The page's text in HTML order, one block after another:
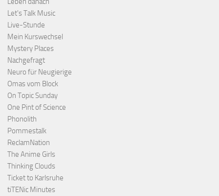
Let's Talk Music
Live-Stunde
Mein Kurswechsel
Mystery Places
Nachgefragt
Neuro für Neugierige
Omas vom Block
On Topic Sunday
One Pint of Science
Phonolith
Pommestalk
ReclamNation
The Anime Girls
Thinking Clouds
Ticket to Karlsruhe
tiTENic Minutes